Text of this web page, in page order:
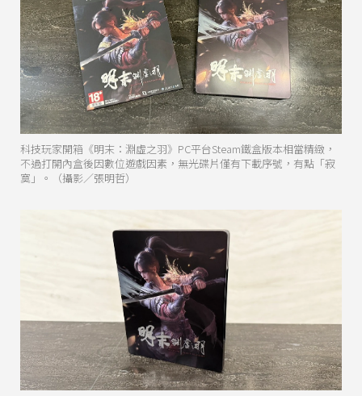
科技玩家開箱《明末：淵虛之羽》PC平台Steam鐵盒版本相當精緻，
不過打開內盒後因數位遊戲因素，無光碟片僅有下載序號，有點「寂
寞」。（攝影／張明哲）